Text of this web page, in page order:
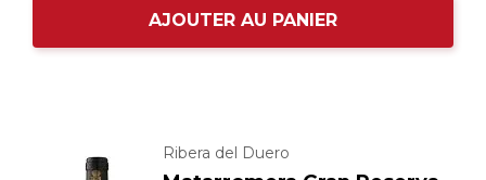
AJOUTER AU PANIER
Ribera del Duero